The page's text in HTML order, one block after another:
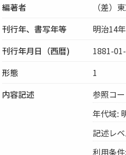
編著者
（差）
刊行年、書写年等
明治14
刊行年月日（西暦)
1881-
形態
1
内容記述
参照コ
年代域:
記述レ
利用条